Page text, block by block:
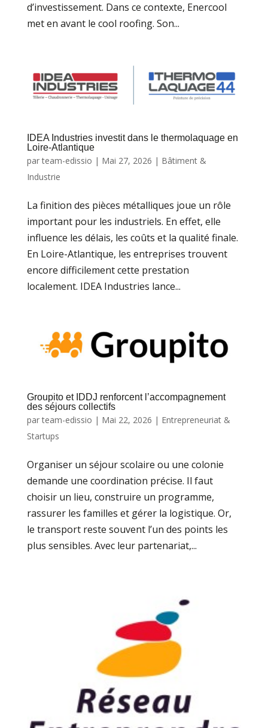
d’investissement. Dans ce contexte, Enercool
met en avant le cool roofing. Son...
IDEA Industries investit dans le thermolaquage en
Loire-Atlantique
parteam-edissio | Mai 27, 2026 | Bâtiment &
Industrie
La finition des pièces métalliques joue un rôle
important pour les industriels. En effet, elle
influence les délais, les coûts et la qualité finale.
En Loire-Atlantique, les entreprises trouvent
encore difficilement cette prestation
localement. IDEA Industries lance...
Groupito et IDDJ renforcent l’accompagnement
des séjours collectifs
parteam-edissio | Mai 22, 2026 | Entrepreneuriat &
Startups
Organiser un séjour scolaire ou une colonie
demande une coordination précise. Il faut
choisir un lieu, construire un programme,
rassurer les familles et gérer la logistique. Or,
le transport reste souvent l’un des points les
plus sensibles. Avec leur partenariat,...